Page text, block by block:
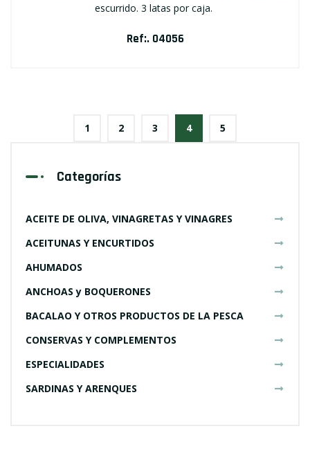
escurrido. 3 latas por caja.
Ref:. 04056
1 2 3 4 5
Categorías
ACEITE DE OLIVA, VINAGRETAS Y VINAGRES
ACEITUNAS Y ENCURTIDOS
AHUMADOS
ANCHOAS y BOQUERONES
BACALAO Y OTROS PRODUCTOS DE LA PESCA
CONSERVAS Y COMPLEMENTOS
ESPECIALIDADES
SARDINAS Y ARENQUES